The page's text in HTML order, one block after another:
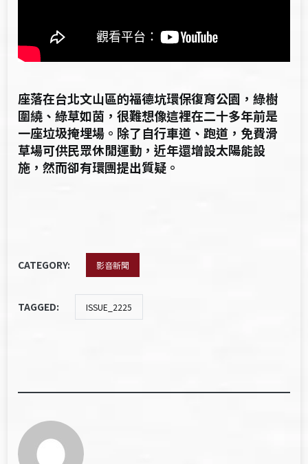
座落在台北文山區的福德坑環保復育公園，綠樹
圍繞、綠草如茵，很難想像這裡在二十多年前是
一座垃圾掩埋場。除了自行車道、跑道，免費滑
草場可供民眾休閒運動，近年還增設太陽能設
施，然而卻有環團提出質疑。
CATEGORY: 影音新聞
TAGGED: ISSUE_2225